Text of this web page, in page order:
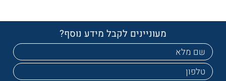
מעוניינים לקבל מידע נוסף?